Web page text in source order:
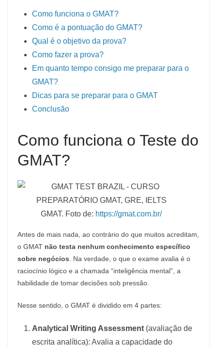
Como funciona o GMAT?
Como é a pontuação do GMAT?
Qual é o objetivo da prova?
Como fazer a prova?
Em quanto tempo consigo me preparar para o
GMAT?
Dicas para se preparar para o GMAT
Conclusão
Como funciona o Teste do
GMAT?
GMAT. Foto de: https://gmat.com.br/
Antes de mais nada, ao contrário do que muitos acreditam,
o GMAT não testa nenhum conhecimento específico
sobre negócios . Na verdade, o que o exame avalia é o
raciocínio lógico e a chamada “inteligência mental”, a
habilidade de tomar decisões sob pressão.
Nesse sentido, o GMAT é dividido em 4 partes:
Analytical Writing Assessment (avaliação de
escrita analítica): Avalia a capacidade do